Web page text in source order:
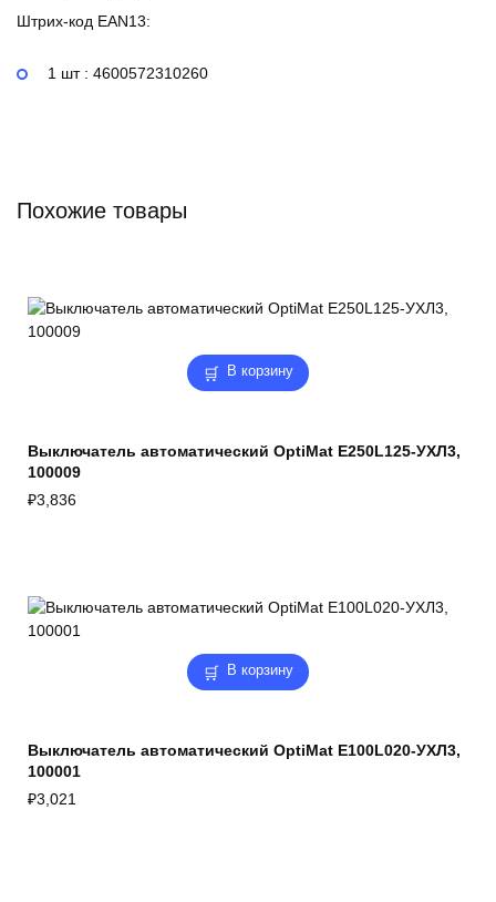
Штрих-код EAN13:
1 шт : 4600572310260
Похожие товары
В корзину
Выключатель автоматический OptiMat E250L125-УХЛ3,
100009
₽3,836
В корзину
Выключатель автоматический OptiMat E100L020-УХЛ3,
100001
₽3,021